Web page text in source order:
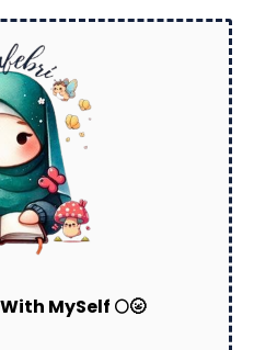
MySelf 🌕🌝